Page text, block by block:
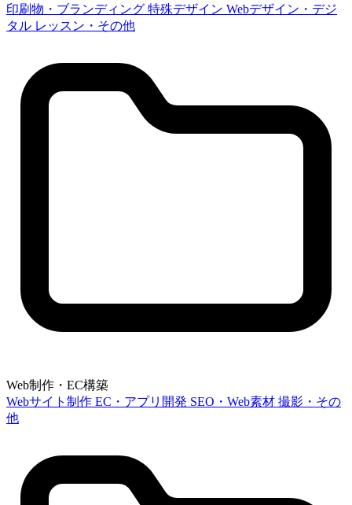
印刷物・ブランディング 特殊デザイン Webデザイン・デジ
タル レッスン・その他
Web制作・EC構築
Webサイト制作 EC・アプリ開発 SEO・Web素材 撮影・その
他